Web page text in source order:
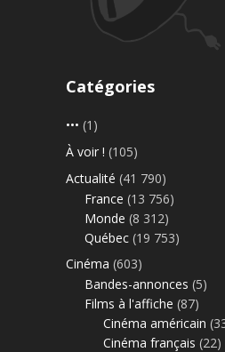
Catégories
••• (1)
À voir ! (105)
Actualité (41 790)
France (13 756)
Monde (8 312)
Québec (19 753)
Cinéma (603)
Bandes-annonces (5)
Films à l'affiche (87)
Cinéma américain
Cinéma français (22)